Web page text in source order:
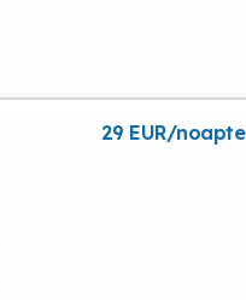
29 EUR/noapte